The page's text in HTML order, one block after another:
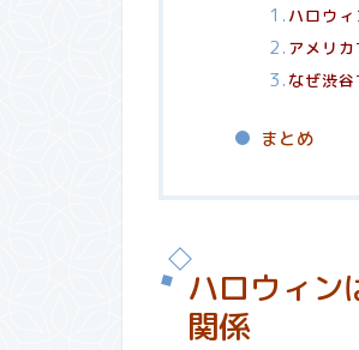
ハロウ
アメリ
なぜ渋
まとめ
ハロウィン
関係